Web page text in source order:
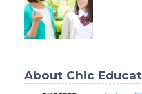
About Chic